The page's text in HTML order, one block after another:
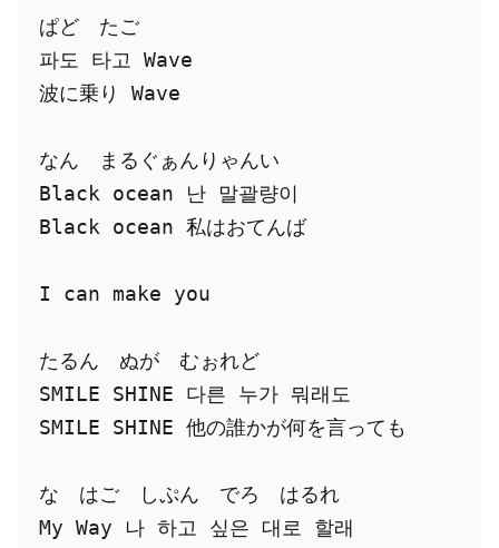
ぱど　たご
파도 타고 Wave
波に乗り Wave
なん　まるぐぁんりゃんい
Black ocean 난 말괄량이
Black ocean 私はおてんば
I can make you
たるん　ぬが　むぉれど
SMILE SHINE 다른 누가 뭐래도
SMILE SHINE 他の誰かが何を言っても
な　はご　しぷん　でろ　はるれ
My Way 나 하고 싶은 대로 할래